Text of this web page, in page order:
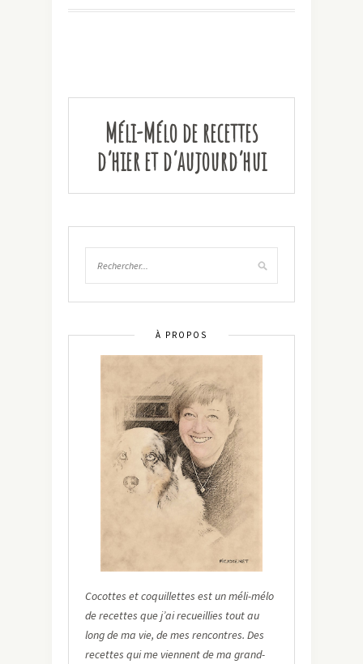
Méli-Mélo de recettes
d’hier et d’aujourd’hui
À PROPOS
Cocottes et coquillettes est un méli-mélo
de recettes que j’ai recueillies tout au
long de ma vie, de mes rencontres. Des
recettes qui me viennent de ma grand-